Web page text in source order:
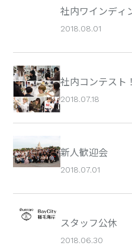
社内ワインディ
2018.08.01
社内コンテスト！
2018.07.18
新人歓迎会
2018.07.01
スタッフ公休
2018.06.30